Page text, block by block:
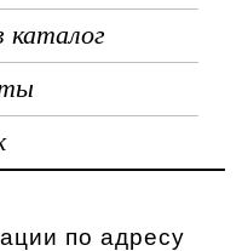
каталог
по адресу